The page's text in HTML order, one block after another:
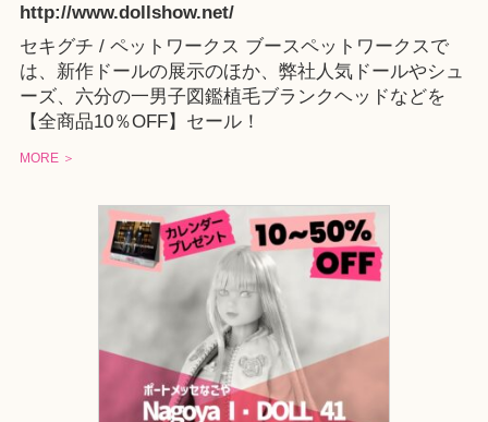
http://www.dollshow.net/
セキグチ / ペットワークス ブースペットワークスで
は、新作ドールの展示のほか、弊社人気ドールやシュ
ーズ、六分の一男子図鑑植毛ブランクヘッドなどを
【全商品10％OFF】セール！
MORE ＞